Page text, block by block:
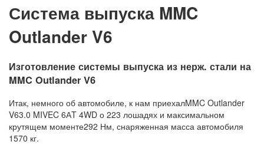
Система выпуска MMC
Outlander V6
Изготовление системы выпуска из нерж. стали на
MMC Outlander V6
Итак, немного об автомобиле, к нам приехалMMC Outlander
V63.0 MIVEC 6АT 4WD о 223 лошадях и максимальном
крутящем моменте292 Нм, снаряженная масса автомобиля
1570 кг.